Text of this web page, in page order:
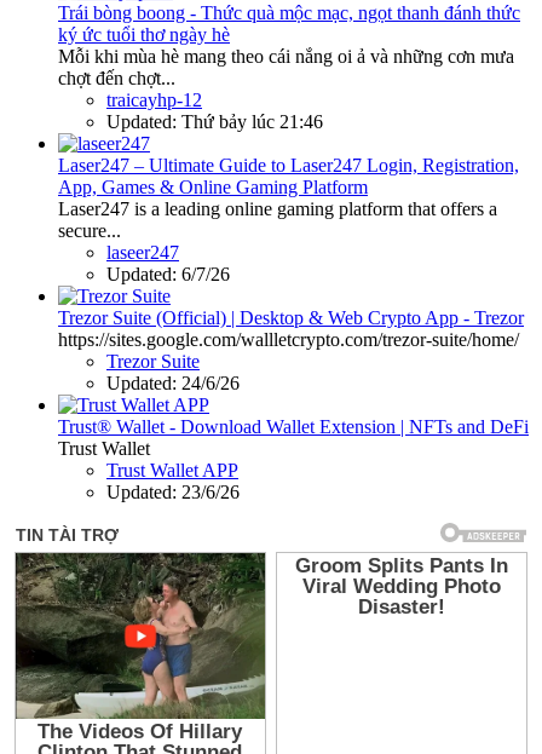
Trái bòng boong - Thức quà mộc mạc, ngọt thanh đánh thức
ký ức tuổi thơ ngày hè
Mỗi khi mùa hè mang theo cái nắng oi ả và những cơn mưa
chợt đến chợt...
traicayhp-12
Updated: Thứ bảy lúc 21:46
Laser247 – Ultimate Guide to Laser247 Login, Registration,
App, Games & Online Gaming Platform
Laser247 is a leading online gaming platform that offers a
secure...
laseer247
Updated: 6/7/26
Trezor Suite (Official) | Desktop & Web Crypto App - Trezor
https://sites.google.com/wallletcrypto.com/trezor-suite/home/
Trezor Suite
Updated: 24/6/26
Trust® Wallet - Download Wallet Extension | NFTs and DeFi
Trust Wallet
Trust Wallet APP
Updated: 23/6/26